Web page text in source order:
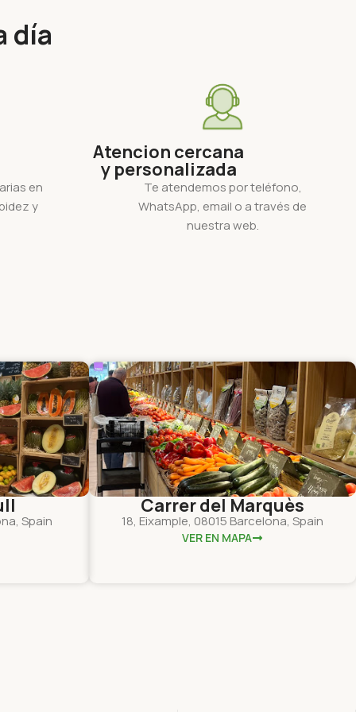
día
en
y
Atencion cercana
y personalizada
Te atendemos por teléfono,
WhatsApp, email o a través de
nuestra web.
Spain
Carrer del Marquès
18, Eixample, 08015 Barcelona, Spain
VER EN MAPA